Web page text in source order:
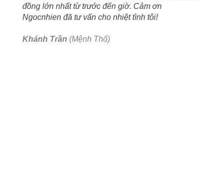
đồng lớn nhất từ trước đến giờ. Cảm ơn
Ngocnhien đã tư vấn cho nhiệt tình tôi!
Khánh Trần (Mệnh Thổ)